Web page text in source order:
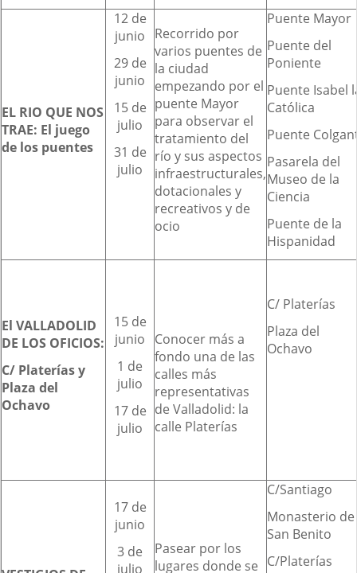
EL RIO QUE NOS
TRAE: El juego
de los puentes
12 de
junio
29 de
junio
15 de
julio
31 de
julio
Recorrido por
varios puentes de
la ciudad
empezando por el
puente Mayor
para observar el
tratamiento del
río y sus aspectos
infraestructurales,
dotacionales y
recreativos y de
ocio
Puente Mayor
Puente del
Poniente
Puente Isabel
Católica
Puente
Pasarela del
Museo de la
Ciencia
Puente de la
Hispanidad
El VALLADOLID
DE LOS OFICIOS:
C/ Platerías y
Plaza del
Ochavo
15 de
junio
1 de
julio
17 de
julio
Conocer más a
fondo una de las
calles más
representativas
de Valladolid: la
calle Platerías
C/ Platerías
Plaza del
Ochavo
17 de
junio
3 de
julio
Pasear por los
lugares donde se
C/Santiago
Monasterio de
San Benito
C/Platerías